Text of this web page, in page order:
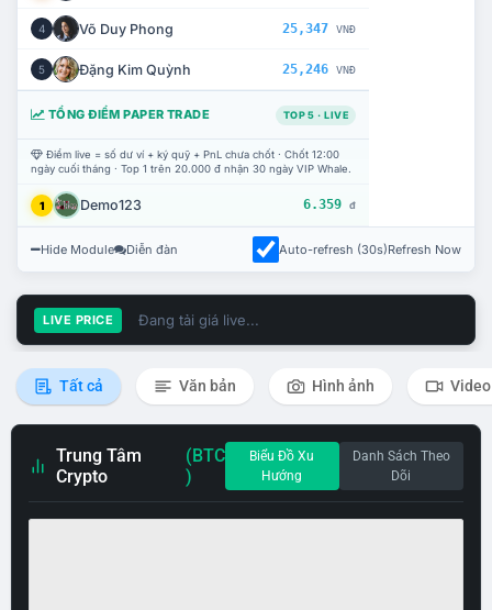
4 Võ Duy Phong 25,347 VNĐ
5 Đặng Kim Quỳnh 25,246 VNĐ
TỔNG ĐIỂM PAPER TRADE TOP 5 · LIVE
Điểm live = số dư ví + ký quỹ + PnL chưa chốt · Chốt 12:00
ngày cuối tháng · Top 1 trên 20.000 đ nhận 30 ngày VIP Whale.
1 Demo123 6.359 đ
Hide Module Diễn đàn Auto-refresh (30s)Refresh Now
LIVE PRICE Đang tải giá live...
Tất cả Văn bản Hình ảnh Video
Trung Tâm
Crypto
(BTC
)
Biểu Đồ Xu
Hướng
Danh Sách Theo
Dõi